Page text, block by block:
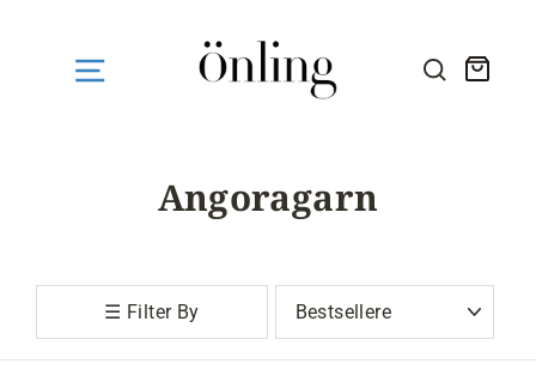
SØG HER
Angoragarn
☰ Filter By